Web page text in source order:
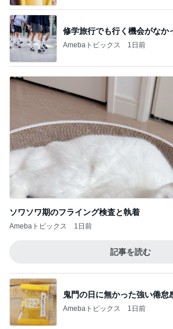
修学旅行でも行く機会がなか
Amebaトピックス 1日前
ソワソワ期のフライング検査と執着
Amebaトピックス 1日前
記事を読む
鬼門の日に無かった強い倦怠
Amebaトピックス 1日前